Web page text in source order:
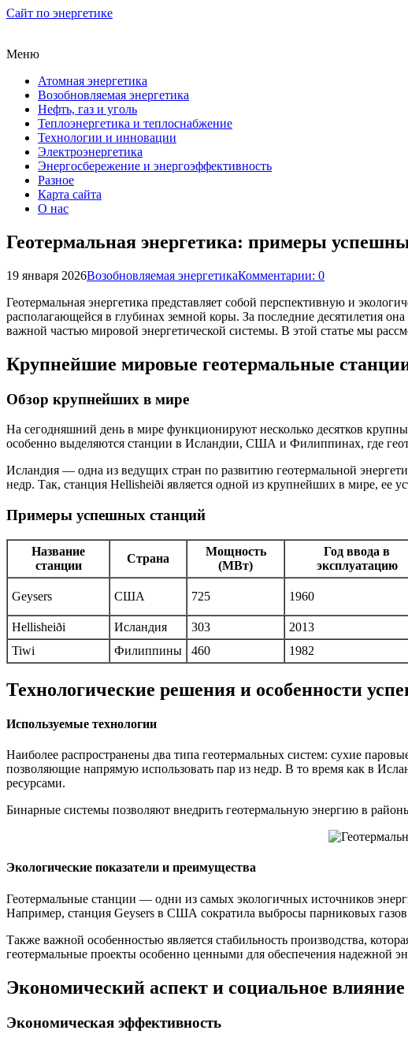
Сайт по энергетике
Меню
Атомная энергетика
Возобновляемая энергетика
Нефть, газ и уголь
Теплоэнергетика и теплоснабжение
Технологии и инновации
Электроэнергетика
Энергосбережение и энергоэффективность
Разное
Карта сайта
О нас
Геотермальная энергетика: примеры
19 января 2026Возобновляемая энергетикаКомментарии: 0
Геотермальная энергетика представляет собой перспективную и
располагающейся в глубинах земной коры. За последние десятилетия
важной частью мировой энергетической системы. В этой статье мы
Крупнейшие мировые геотермальные
Обзор крупнейших в мире
На сегодняшний день в мире функционируют несколько десятков
особенно выделяются станции в Исландии, США и Филиппинах, где
Исландия — одна из ведущих стран по развитию геотермальной
недр. Так, станция Hellisheiði является одной из крупнейших в мире, ее
Примеры успешных станций
Название
станции
Страна
Мощность
(МВт)
Год ввода в
эксплуатацию
Geysers США 725 1960
Hellisheiði
Исландия 303 2013
Tiwi
Филиппины 460 1982
Технологические решения и особенности
Используемые технологии
Наиболее распространены два типа геотермальных систем: сухие
позволяющие напрямую использовать пар из недр. В то время как в
ресурсами.
Бинарные системы позволяют внедрить геотермальную энергию в
Экологические показатели и преимущества
Геотермальные станции — одни из самых экологичных источников
Например, станция Geysers в США сократила выбросы парниковых
Также важной особенностью является стабильность производства,
геотермальные проекты особенно ценными для обеспечения надежной
Экономический аспект и социальное влияние
Экономическая эффективность